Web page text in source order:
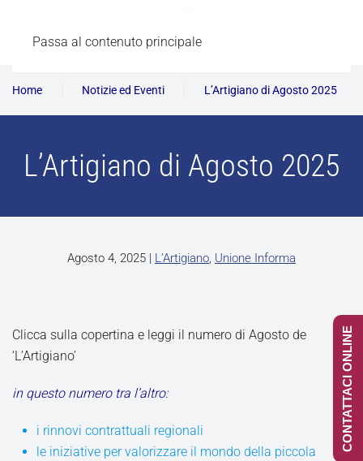
Passa al contenuto principale
Home Notizie ed Eventi L’Artigiano di Agosto 2025
L’Artigiano di Agosto 2025
Agosto 4, 2025 | L’Artigiano, Unione Informa
Clicca sulla copertina e leggi il numero di Agosto de
‘L’Artigiano’
in questo numero tra l’altro:
i rinnovi contrattuali regionali
le iniziative per valorizzare il mondo della piccola
CONTATTACI ONLINE